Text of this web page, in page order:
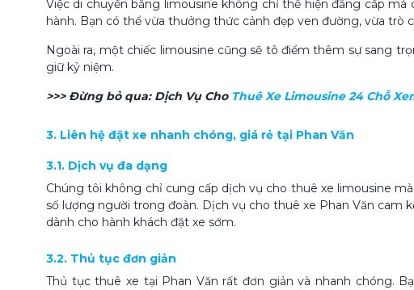
Việc di chuyển bằng limousine không chỉ thể hiện đẳng cấp
hành. Bạn có thể vừa thưởng thức cảnh đẹp ven đường, vừa trò
Ngoài ra, một chiếc limousine cũng sẽ tô điểm thêm sự sang
giữ kỷ niệm.
>>> Đừng bỏ qua: Dịch Vụ Cho Thuê Xe Limousine 24 Chỗ
3. Liên hệ đặt xe nhanh chóng, giá rẻ tại Phan Văn
3.1. Dịch vụ đa dạng
Chúng tôi không chỉ cung cấp dịch vụ cho thuê xe limousine
số lượng người trong đoàn. Dịch vụ cho thuê xe Phan Văn cam
dành cho hành khách đặt xe sớm.
3.2. Thủ tục đơn giản
Thủ tục thuê xe tại Phan Văn rất đơn giản và nhanh chóng.